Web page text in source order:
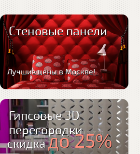
Стеновые панели
Лучшие цены в Москве!
Гипсовые 3D
перегородки
скидкадо 25%